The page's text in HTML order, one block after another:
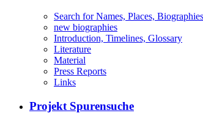
Search for Names, Places, Biographies
new biographies
Introduction, Timelines, Glossary
Literature
Material
Press Reports
Links
Projekt Spurensuche